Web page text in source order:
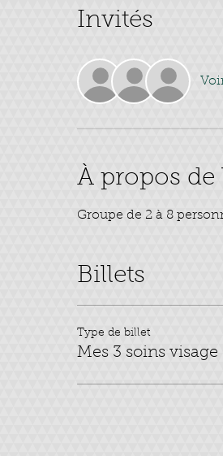
Invités
À propos
Groupe de 2 à 8
Billets
Type de billet
Mes 3 soins visage